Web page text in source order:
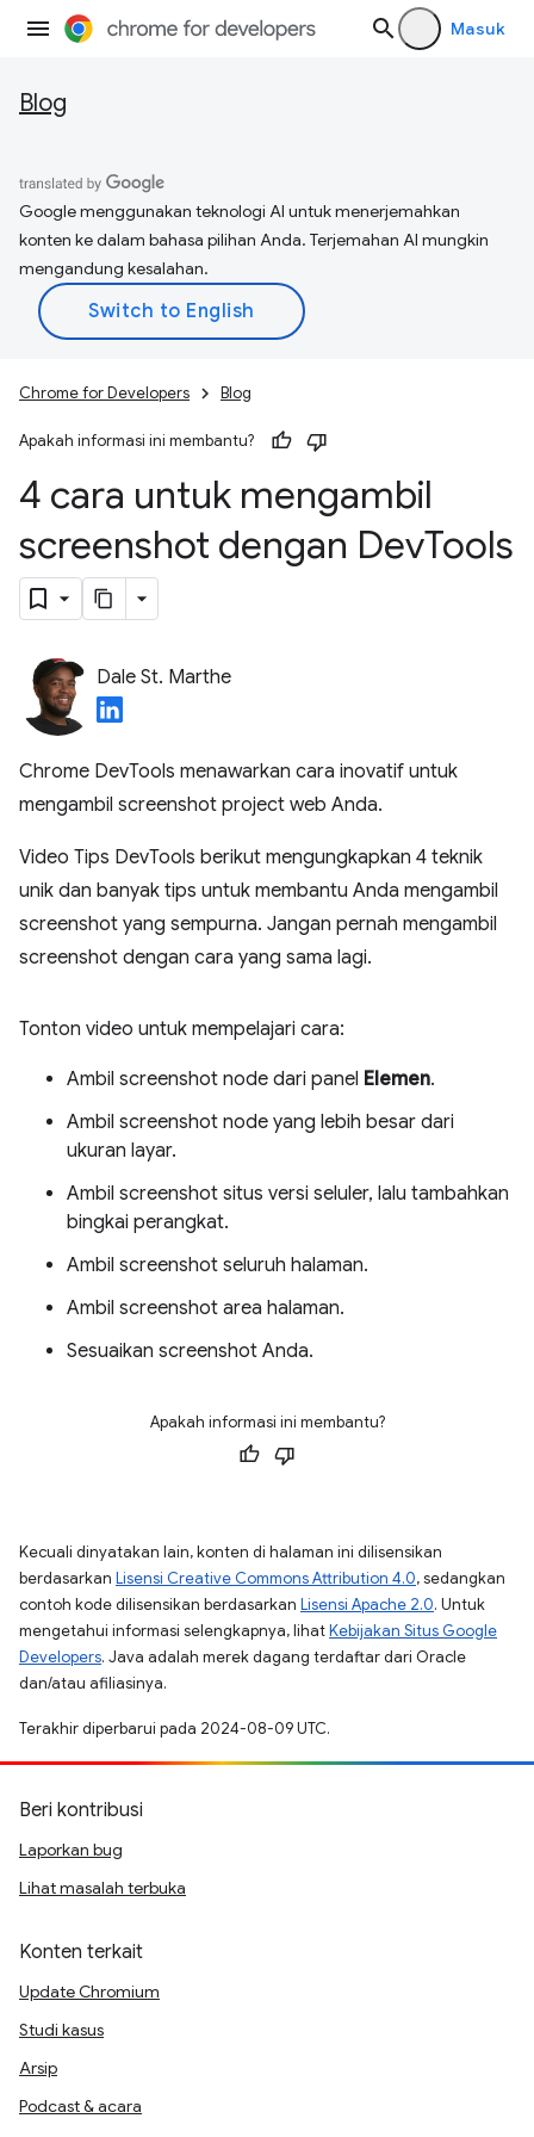
Masuk
Blog
Google menggunakan teknologi AI untuk menerjemahkan
konten ke dalam bahasa pilihan Anda. Terjemahan AI mungkin
mengandung kesalahan.
Chrome for Developers Blog
Apakah informasi ini membantu?
4 cara untuk mengambil
screenshot dengan DevTools
Dale St. Marthe
Chrome DevTools menawarkan cara inovatif untuk
mengambil screenshot project web Anda.
Video Tips DevTools berikut mengungkapkan 4 teknik
unik dan banyak tips untuk membantu Anda mengambil
screenshot yang sempurna. Jangan pernah mengambil
screenshot dengan cara yang sama lagi.
Tonton video untuk mempelajari cara:
Ambil screenshot node dari panel Elemen.
Ambil screenshot node yang lebih besar dari
ukuran layar.
Ambil screenshot situs versi seluler, lalu tambahkan
bingkai perangkat.
Ambil screenshot seluruh halaman.
Ambil screenshot area halaman.
Sesuaikan screenshot Anda.
Apakah informasi ini membantu?
Kecuali dinyatakan lain, konten di halaman ini dilisensikan
berdasarkan Lisensi Creative Commons Attribution 4.0, sedangkan
contoh kode dilisensikan berdasarkan Lisensi Apache 2.0. Untuk
mengetahui informasi selengkapnya, lihatKebijakan Situs Google
Developers. Java adalah merek dagang terdaftar dari Oracle
dan/atau afiliasinya.
Terakhir diperbarui pada 2024-08-09 UTC.
Beri kontribusi
Laporkan bug
Lihat masalah terbuka
Konten terkait
Update Chromium
Studi kasus
Arsip
Podcast & acara